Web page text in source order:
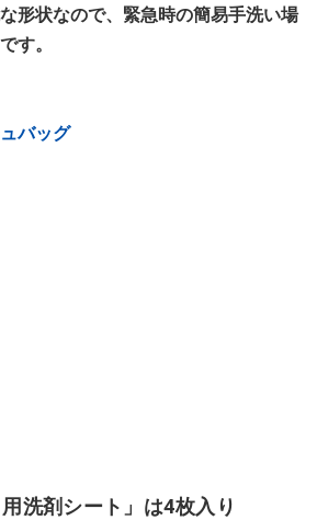
形状なので、緊急時の簡易手洗い場
す。
バッグ
洗剤シート」は4枚入り